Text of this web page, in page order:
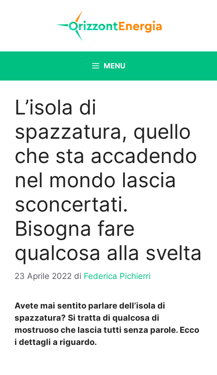
MENU
L’isola di
spazzatura, quello
che sta accadendo
nel mondo lascia
sconcertati.
Bisogna fare
qualcosa alla svelta
23 Aprile 2022 di Federica Pichierri
Avete mai sentito parlare dell’isola di
spazzatura? Si tratta di qualcosa di
mostruoso che lascia tutti senza parole. Ecco
i dettagli a riguardo.